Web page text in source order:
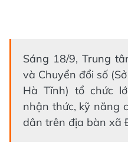
Sáng 18/9, Trung
và Chuyển đổi số
Hà Tĩnh) tổ chức
nhận thức, kỹ năng
dân trên địa bàn xã